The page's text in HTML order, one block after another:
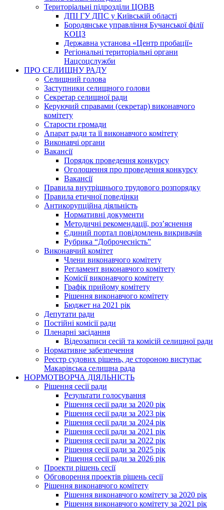
Територіальні підрозділи ЦОВВ
ДПІ ГУ ДПС у Київській області
Бородянське управління Бучанської філії
КОЦЗ
Державна установа «Центр пробації»
Регіональні територіальні органи
Нацсоцслужби
ПРО СЕЛИЩНУ РАДУ
Селищний голова
Заступники селищного голови
Секретар селищної ради
Керуючий справами (секретар) виконавчого
комітету
Старости громади
Апарат ради та її виконавчого комітету
Виконавчі органи
Вакансії
Порядок проведення конкурсу
Оголошення про проведення конкурсу
Вакансії
Правила внутрішнього трудового розпорядку
Правила етичної поведінки
Антикорупційна діяльність
Нормативні документи
Методичні рекомендації, роз’яснення
Єдиний портал повідомлень викривачів
Рубрика “Доброчесність”
Виконавчий комітет
Члени виконавчого комітету
Регламент виконавчого комітету
Комісії виконавчого комітету
Графік прийому комітету
Рішення виконавчого комітету
Бюджет на 2021 рік
Депутати ради
Постійні комісії ради
Пленарні засідання
Відеозаписи сесій та комісій селищної ради
Нормативне забезпечення
Реєстр судових рішень, де стороною виступає
Макарівська селищна рада
НОРМОТВОРЧА ДІЯЛЬНІСТЬ
Рішення сесії ради
Результати голосування
Рішення сесії ради за 2020 рік
Рішення сесії ради за 2023 рік
Рішення сесії ради за 2024 рік
Рішення сесії ради за 2021 рік
Рішення сесії ради за 2022 рік
Рішення сесії ради за 2025 рік
Рішення сесії ради за 2026 рік
Проекти рішень сесії
Обговорення проектів рішень сесії
Рішення виконавчого комітету
Рішення виконавчого комітету за 2020 рік
Рішення виконавчого комітету за 2021 рік